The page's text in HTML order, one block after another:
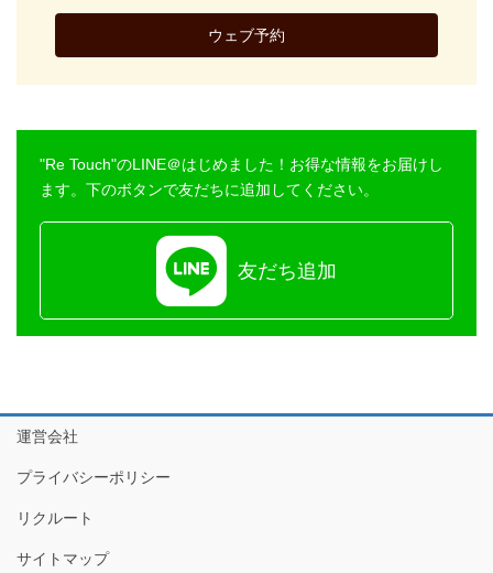
ウェブ予約
"Re Touch"のLINE＠はじめました！お得な情報をお届けし
ます。下のボタンで友だちに追加してください。
友だち追加
運営会社
プライバシーポリシー
リクルート
サイトマップ